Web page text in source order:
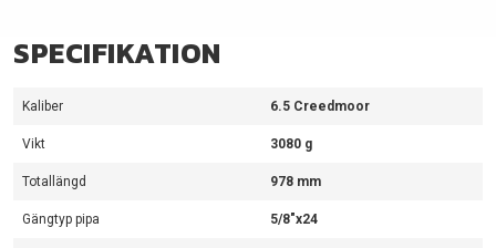
SPECIFIKATION
Kaliber 6.5 Creedmoor
Vikt 3080 g
Totallängd 978 mm
Gängtyp pipa 5/8"x24